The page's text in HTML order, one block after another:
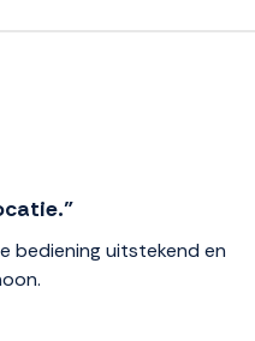
bediening uitstekend en